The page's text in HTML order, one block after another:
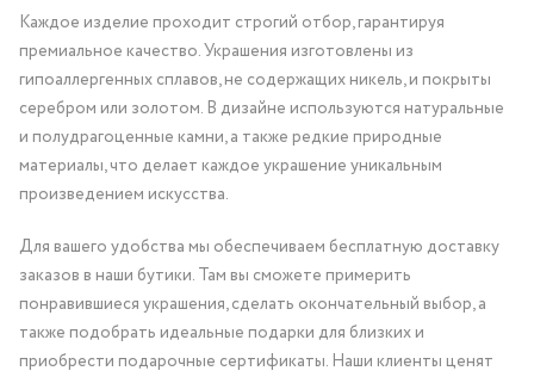
Каждое изделие проходит строгий отбор, гарантируя
премиальное качество. Украшения изготовлены из
гипоаллергенных сплавов, не содержащих никель, и покрыты
серебром или золотом. В дизайне используются натуральные
и полудрагоценные камни, а также редкие природные
материалы, что делает каждое украшение уникальным
произведением искусства.
Для вашего удобства мы обеспечиваем бесплатную доставку
заказов в наши бутики. Там вы сможете примерить
понравившиеся украшения, сделать окончательный выбор, а
также подобрать идеальные подарки для близких и
приобрести подарочные сертификаты. Наши клиенты ценят